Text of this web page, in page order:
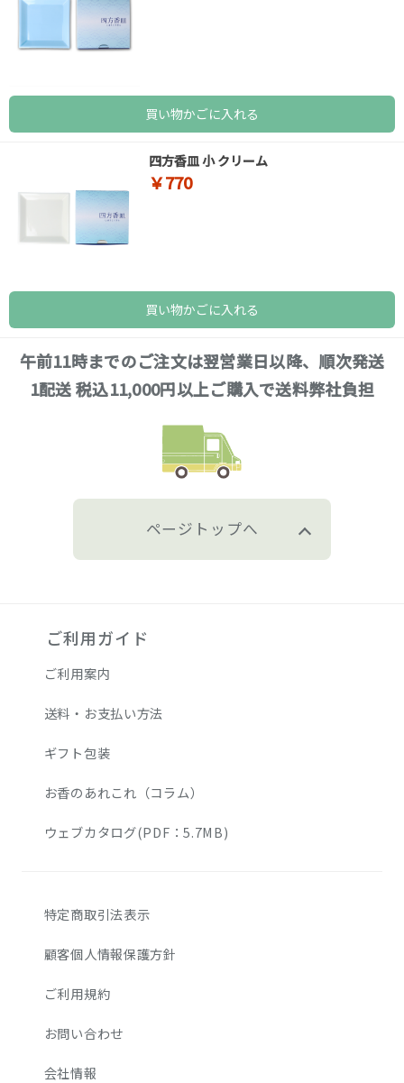
買い物かごに入れる
四方香皿 小 クリーム
￥770
買い物かごに入れる
午前11時までのご注文は翌営業日以降、順次発送
1配送 税込11,000円以上ご購入で送料弊社負担
ページトップへ
ご利用ガイド
ご利用案内
送料・お支払い方法
ギフト包装
お香のあれこれ（コラム）
ウェブカタログ(PDF：5.7MB)
特定商取引法表示
顧客個人情報保護方針
ご利用規約
お問い合わせ
会社情報